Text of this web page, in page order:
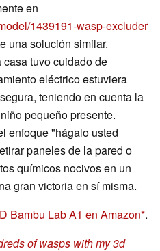
en
1439191-wasp-excluder
una solución similar.
tuvo cuidado de
eléctrico estuviera
teniendo en cuenta la
pequeño presente.
enfoque "hágalo usted
paneles de la pared o
químicos nocivos en un
gran victoria en sí misma.
Bambu Lab A1 en Amazon .
of wasps with my 3d